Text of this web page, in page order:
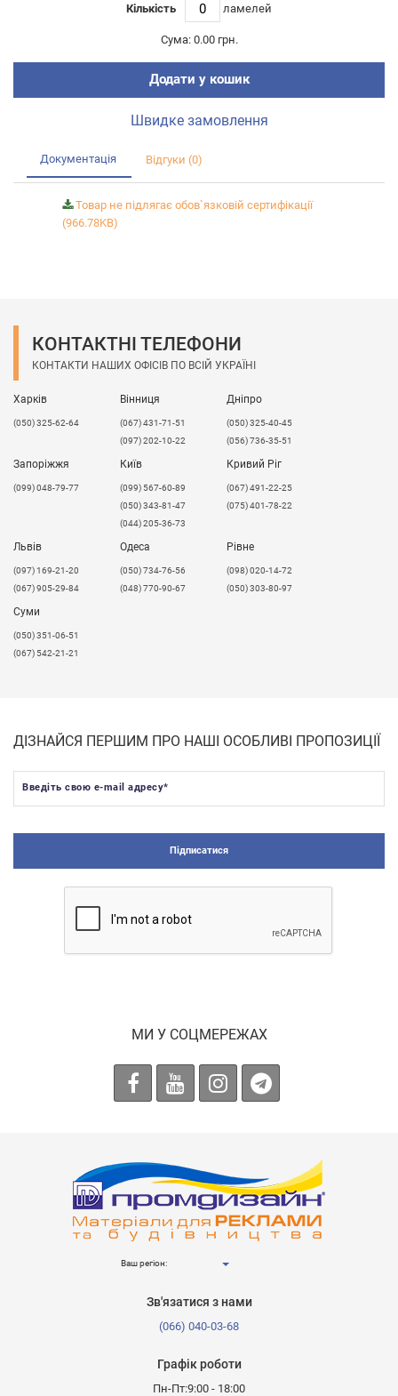
Кількість ламелей
Сума: 0.00 грн.
Додати у кошик
Швидке замовлення
Документація Відгуки (0)
Товар не підлягає обов`язковій сертифікації
(966.78KB)
КОНТАКТНІ ТЕЛЕФОНИ
КОНТАКТИ НАШИХ ОФІСІВ ПО ВСІЙ УКРАЇНІ
Харків
(050) 325-62-64
Вінниця
(067) 431-71-51
(097) 202-10-22
Дніпро
(050) 325-40-45
(056) 736-35-51
Запоріжжя
(099) 048-79-77
Київ
(099) 567-60-89
(050) 343-81-47
(044) 205-36-73
Кривий Ріг
(067) 491-22-25
(075) 401-78-22
Львів
​(097) 169-21-20
(067) 905-29-84
Одеса
(050) 734-76-56
(048) 770-90-67
Рівне
(098) 020-14-72
(050) 303-80-97
Суми
(050) 351-06-51
(067) 542-21-21
ДІЗНАЙСЯ ПЕРШИМ ПРО НАШІ ОСОБЛИВІ ПРОПОЗИЦІЇ
Введіть свою e-mail адресу*
Підписатися
МИ У СОЦМЕРЕЖАХ
Ваш регіон:
Зв'язатися з нами
(066) 040-03-68
Графік роботи
Пн-Пт:9:00 - 18:00